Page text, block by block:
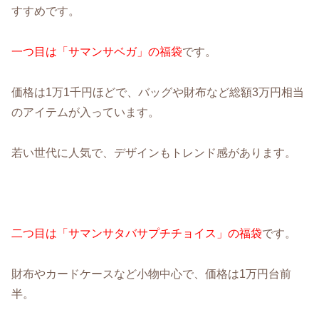
すすめです。
一つ目は「サマンサベガ」の福袋です。
価格は1万1千円ほどで、バッグや財布など総額3万円相当
のアイテムが入っています。
若い世代に人気で、デザインもトレンド感があります。
二つ目は「サマンサタバサプチチョイス」の福袋です。
財布やカードケースなど小物中心で、価格は1万円台前
半。